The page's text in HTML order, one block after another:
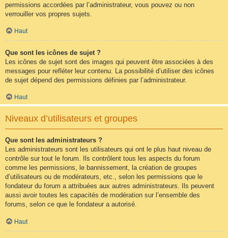
permissions accordées par l’administrateur, vous pouvez ou non
verrouiller vos propres sujets.
Haut
Que sont les icônes de sujet ?
Les icônes de sujet sont des images qui peuvent être associées à des
messages pour refléter leur contenu. La possibilité d’utiliser des icônes
de sujet dépend des permissions définies par l’administrateur.
Haut
Niveaux d’utilisateurs et groupes
Que sont les administrateurs ?
Les administrateurs sont les utilisateurs qui ont le plus haut niveau de
contrôle sur tout le forum. Ils contrôlent tous les aspects du forum
comme les permissions, le bannissement, la création de groupes
d’utilisateurs ou de modérateurs, etc., selon les permissions que le
fondateur du forum a attribuées aux autres administrateurs. Ils peuvent
aussi avoir toutes les capacités de modération sur l’ensemble des
forums, selon ce que le fondateur a autorisé.
Haut